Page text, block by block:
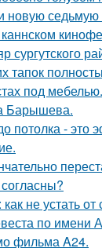
новую
сургутского
тапок
под мебелью.
Барышева.
потолка -
не устать
по имени
фильма A24.